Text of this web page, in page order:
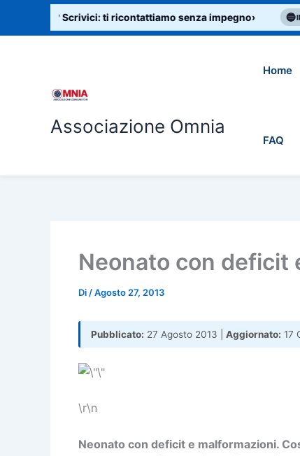
aiuto? Scrivici: ti ricontattiamo senza impegno› INFO
Associazione Omnia
Home
FAQ
Neonato con deficit
Di /Agosto 27, 2013
Pubblicato: 27 Agosto 2013 | Aggiornato: 17
\r\n
Neonato con deficit e malformazioni.